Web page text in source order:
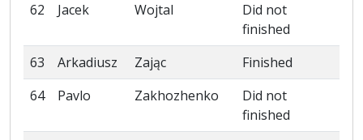
62
Jacek Wojtal
Did not
finished
63
Arkadiusz Zając
Finished
64
Pavlo Zakhozhenko
Did not
finished